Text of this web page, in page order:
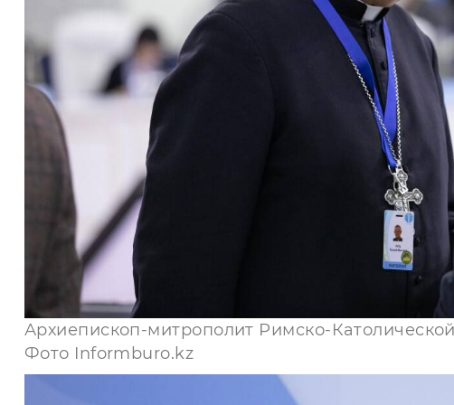
Архиепископ-митрополит Римско-
Фото Informburo.kz